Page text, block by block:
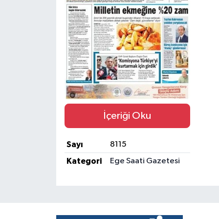
İçeriği Oku
Sayı
8115
Kategori
Ege Saati Gazetesi